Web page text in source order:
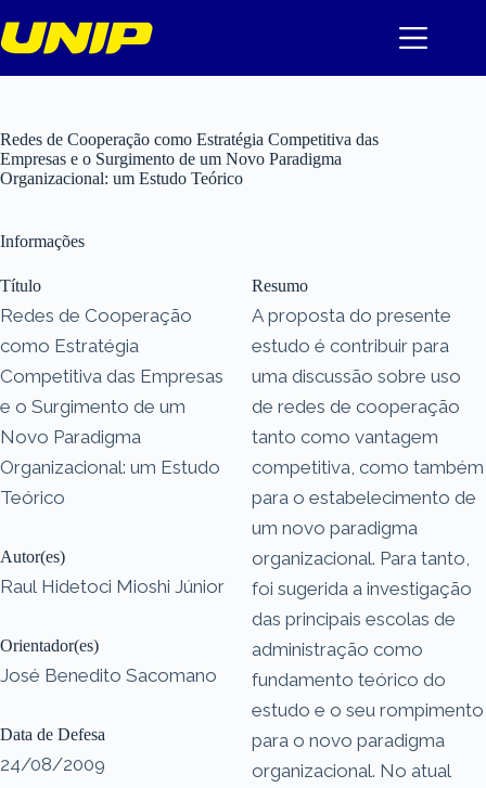
para
o
Redes de Cooperação como Estratégia Competitiva das
Empresas e o Surgimento de um Novo Paradigma
Organizacional: um Estudo Teórico
Informações
Título
Redes de Cooperação
como Estratégia
Competitiva das Empresas
e o Surgimento de um
Novo Paradigma
Organizacional: um Estudo
Teórico
Autor(es)
Raul Hidetoci Mioshi Júnior
Orientador(es)
José Benedito Sacomano
Data de Defesa
24/08/2009
Resumo
A proposta do presente
estudo é contribuir para
uma discussão sobre uso
de redes de cooperação
tanto como vantagem
competitiva, como também
para o estabelecimento de
um novo paradigma
organizacional. Para tanto,
foi sugerida a investigação
das principais escolas de
administração como
fundamento teórico do
estudo e o seu rompimento
para o novo paradigma
organizacional. No atual